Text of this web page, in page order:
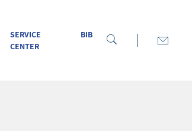
SERVICE
CENTER
BIB